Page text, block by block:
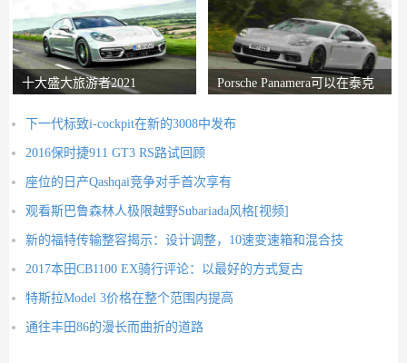
十大盛大旅游者2021
Porsche Panamera可以在泰克
下一代标致i-cockpit在新的3008中发布
2016保时捷911 GT3 RS路试回顾
座位的日产Qashqai竞争对手首次享有
观看斯巴鲁森林人极限越野Subariada风格[视频]
新的福特传输整容揭示：设计调整，10速变速箱和混合技
2017本田CB1100 EX骑行评论：以最好的方式复古
特斯拉Model 3价格在整个范围内提高
通往丰田86的漫长而曲折的道路